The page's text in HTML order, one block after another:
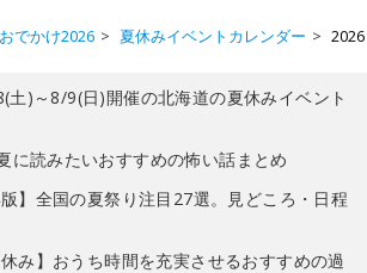
でかけ2026 夏休みイベントカレンダー
土)～8/9(日)開催の北海道の夏休みイベント
に読みたいおすすめの怖い話まとめ
版】全国の夏祭り注目27選。見どころ・日程
休み】おうち時間を充実させるおすすめの過